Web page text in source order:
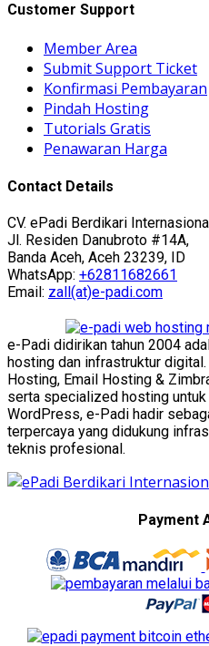
Customer Support
Member Area
Submit Support Ticket
Konfirmasi Pembayaran
Pindah Hosting
Tutorials Gratis
Penawaran Harga
Contact Details
CV. ePadi Berdikari Internasional
Jl. Residen Danubroto #14A,
Banda Aceh, Aceh 23239, ID
WhatsApp: +62811682661
Email: zall(at)e-padi.com
e-Padi didirikan tahun 2004
hosting dan infrastruktur
Hosting, Email Hosting &
serta specialized hosting
WordPress, e-Padi hadir
terpercaya yang didukung
teknis profesional.
Payment